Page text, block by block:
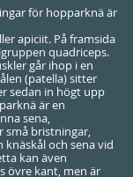
för hopparknä är
apiciit. På framsida
quadriceps.
går ihop i en
(patella) sitter
sedan in högt upp
är en
sena,
små bristningar,
och sena vid
kan även
övre kant, men är